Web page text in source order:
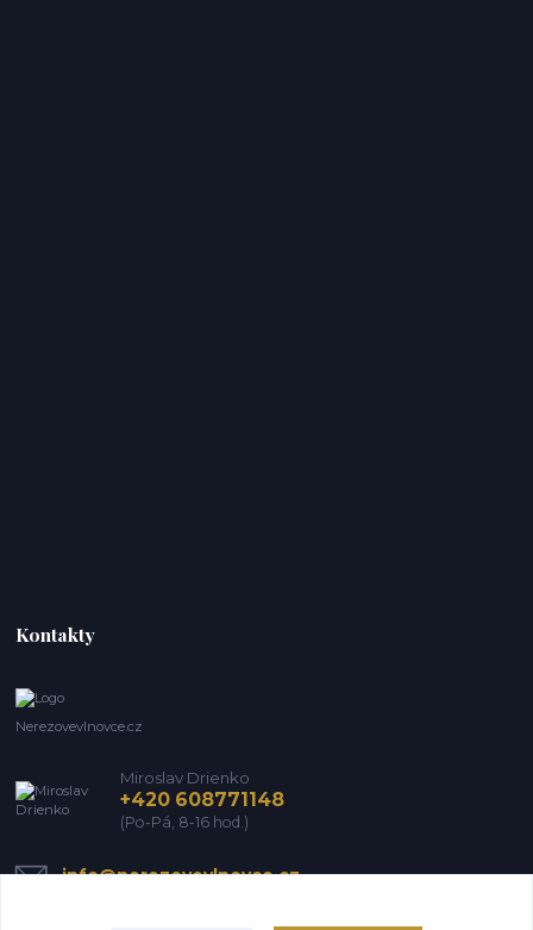
Kontakty
Nerezovevlnovce.cz
Miroslav Drienko
+420 608771148
(Po-Pá, 8-16 hod.)
info@nerezovevlnovce.cz